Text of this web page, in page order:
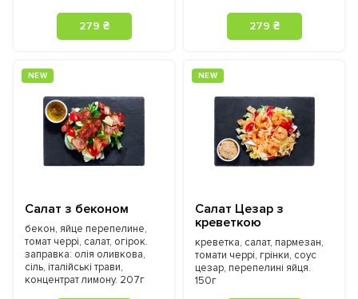
279 ₴ 279 ₴
NEW
Салат з беконом
бекон, яйце перепелине,
томат черрі, салат, огірок.
заправка: олія оливкова,
сіль, італійські трави,
концентрат лимону. 207г
NEW
Салат Цезар з
креветкою
креветка, салат, пармезан,
томати черрі, грінки, соус
цезар, перепелині яйця.
150г